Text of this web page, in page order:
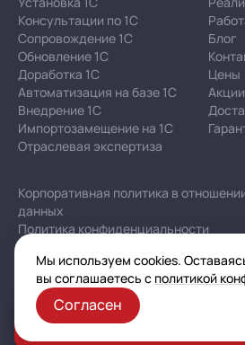
Консультации по 1С
Сопровождение 1С
Обновление 1С
Доработка 1С
Автоматизация на базе 1С
Внедрение 1С
Импортозамещение на 1С
Отраслевая экспертиза
Блог
Цены
Корпоративная политика в
данных
Политика конфиденциальности
Публичная оферта
Карта сайта
Заказать
Мы используем cookies.
вы соглашаетесь с политикой
Согласен